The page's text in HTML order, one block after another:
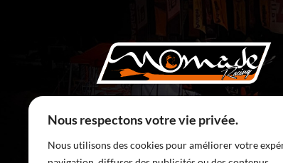
Nous respectons votre vie privée.
Nous utilisons des cookies pour améliorer votre
5 Rte de Ronchamp
70400 Saulnot – France